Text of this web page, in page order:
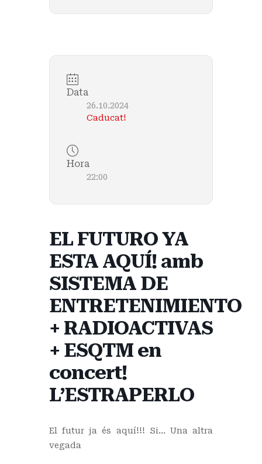
Data
26.10.2024
Caducat!
Hora
22:00
EL FUTURO YA
ESTA AQUÍ! amb
SISTEMA DE
ENTRETENIMIENTO
+ RADIOACTIVAS
+ ESQTM en
concert!
L’ESTRAPERLO
El futur ja és aquí!!! Si… Una altra
vegada